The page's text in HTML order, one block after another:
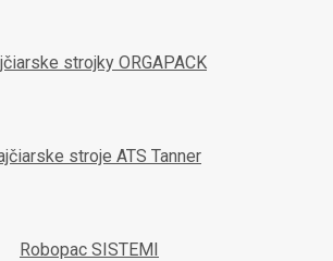
strojky ORGAPACK
stroje ATS Tanner
Robopac SISTEMI